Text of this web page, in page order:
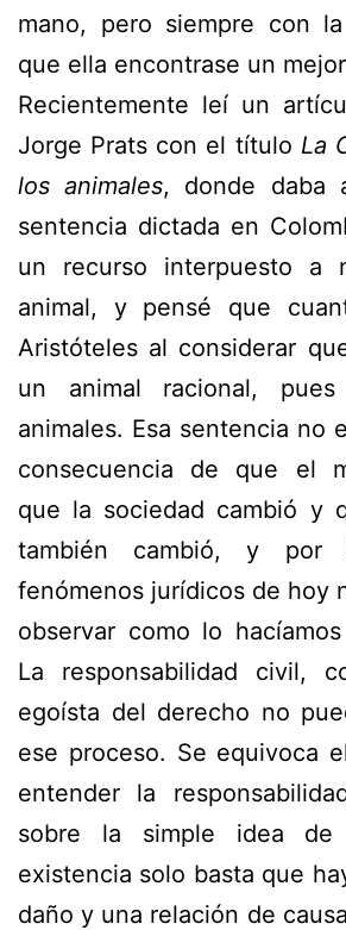
mano, pero siempre con
que ella encontrase un
Recientemente leí un
Jorge Prats con el título La
los animales, donde daba
sentencia dictada en
un recurso interpuesto a
animal, y pensé que
Aristóteles al considerar
un animal racional,
animales. Esa sentencia no
consecuencia de que el
que la sociedad cambió y
también cambió, y
fenómenos jurídicos de hoy
observar como lo
La responsabilidad civil,
egoísta del derecho no
ese proceso. Se equivoca
entender la
sobre la simple idea
existencia solo basta que
daño y una relación de